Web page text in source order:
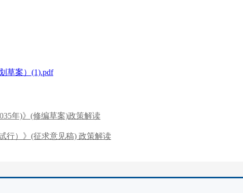
草案）(1).pdf
年)》(修编草案)政策解读
行）》(征求意见稿) 政策解读